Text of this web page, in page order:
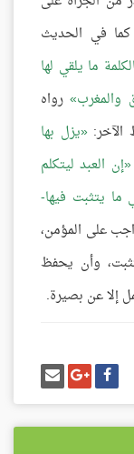
كما في الحديث
ما يلقي لها
والمغرب رواه
الآخر: يزل بها
إن العبد ليتكلم
ما يتثبت فيها-
على المؤمن،
وأن يحفظ
إلا عن بصيرة.
شارك
على
فيسبوك
شارك
على
غوغل
بلس
إرسل
إيميل